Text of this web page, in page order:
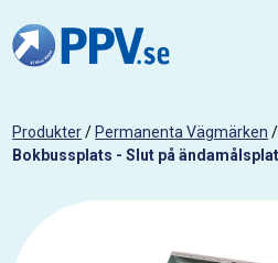
Produkter/ Permanenta Vägmärken /
Bokbussplats - Slut på